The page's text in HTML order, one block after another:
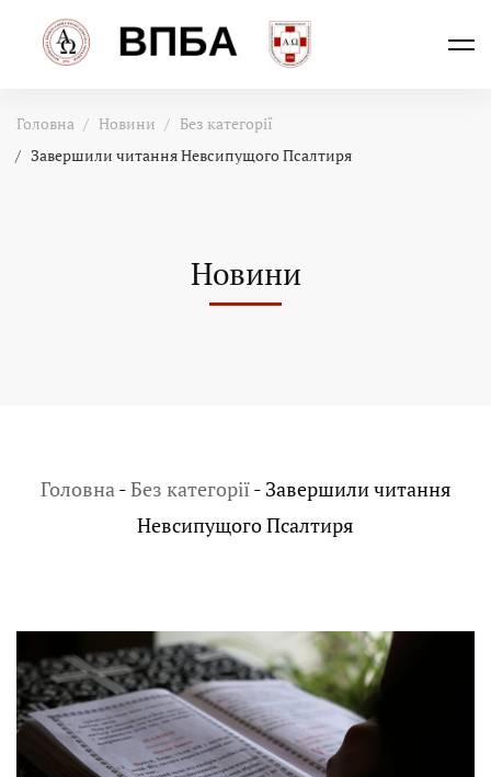
Головна Новини
Без категорії
Завершили читання Невсипущого Псалтиря
Новини
Головна-Без категорії- Завершили читання
Невсипущого Псалтиря